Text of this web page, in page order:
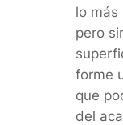
lo más
pero
forme
que
del